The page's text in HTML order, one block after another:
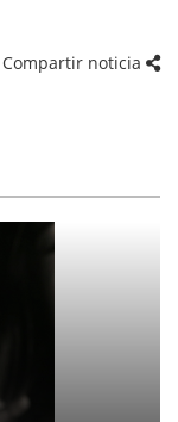
Compartir noticia